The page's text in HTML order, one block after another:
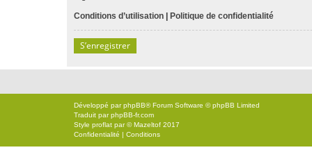
Conditions d’utilisation | Politique de confidentialité
S’enregistrer
Développé parphpBB® Forum Software © phpBB Limited
Traduit parphpBB-fr.com
Style proflat par ©Mazeltof 2017
Confidentialité | Conditions